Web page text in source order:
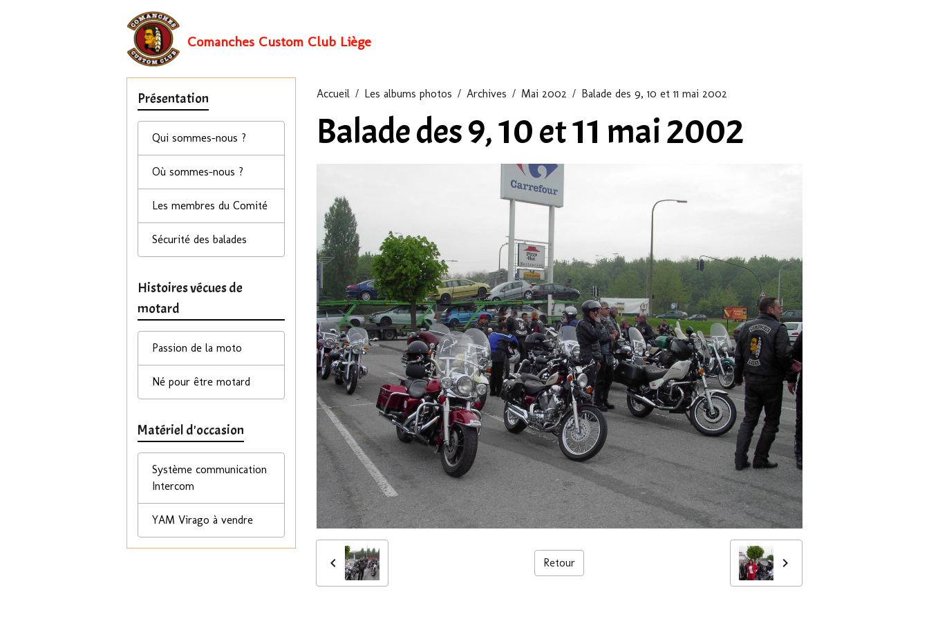
Comanches Custom Club Liège
Accueil Les albums photos Archives Mai 2002 Balade des 9, 10 et 11 mai 2002
Balade des 9, 10 et 11 mai 2002
Retour
Présentation
Qui sommes-nous ?
Où sommes-nous ?
Les membres du Comité
Sécurité des balades
Histoires vécues de
motard
Passion de la moto
Né pour être motard
Matériel d'occasion
Système communication
Intercom
YAM Virago à vendre